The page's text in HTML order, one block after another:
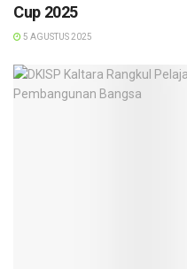
Cup 2025
5 AGUSTUS 2025